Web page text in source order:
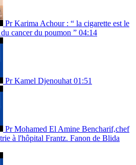
Pr Karima Achour : “ la cigarette est le
cancer du poumon ” 04:14
Pr Kamel Djenouhat 01:51
Pr Mohamed El Amine Bencharif,chef
à l'hôpital Frantz. Fanon de Blida